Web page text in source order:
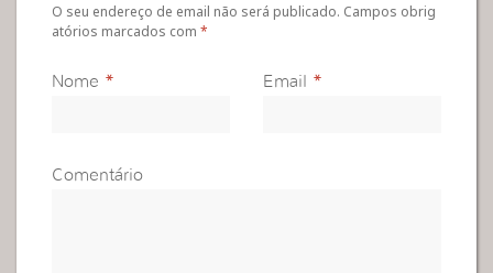
O seu endereço de email não será publicado. Campos obrig
atórios marcados com*
Nome * Email *
Comentário